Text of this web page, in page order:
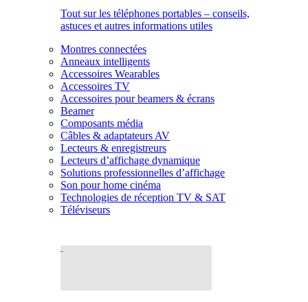
Tout sur les téléphones portables – conseils,
astuces et autres informations utiles
Montres connectées
Anneaux intelligents
Accessoires Wearables
Accessoires TV
Accessoires pour beamers & écrans
Beamer
Composants média
Câbles & adaptateurs AV
Lecteurs & enregistreurs
Lecteurs d’affichage dynamique
Solutions professionnelles d’affichage
Son pour home cinéma
Technologies de réception TV & SAT
Téléviseurs